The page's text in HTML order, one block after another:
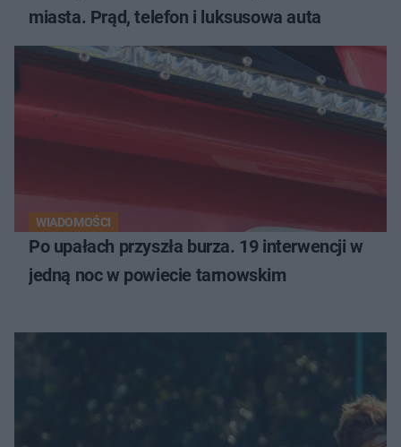
miasta. Prąd, telefon i luksusowa auta
WIADOMOŚCI
Po upałach przyszła burza. 19 interwencji w
jedną noc w powiecie tarnowskim